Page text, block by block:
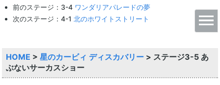
前のステージ：3-4 ワンダリアパレードの夢
次のステージ：4-1 北のホワイトストリート
HOME > 星のカービィ ディスカバリー > ステージ3-5 あ
ぶないサーカスショー